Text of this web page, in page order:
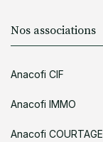
Nos associations
Anacofi CIF
Anacofi IMMO
Anacofi COURTAGE